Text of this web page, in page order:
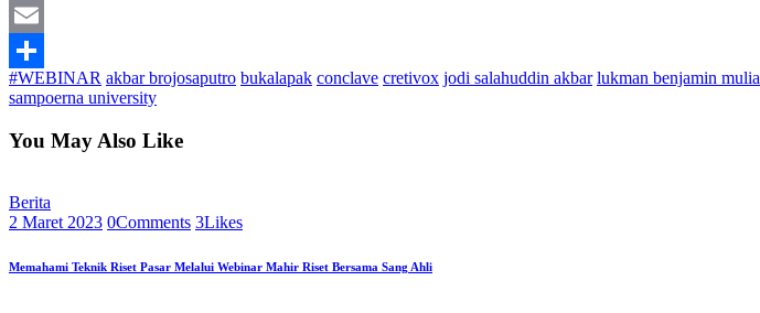
Print
Email
Share
#WEBINAR akbar brojosaputro bukalapak conclave cretivox jodi salahuddin akbar lukman benjamin mulia
sampoerna university
You May Also Like
Berita
2 Maret 2023 0Comments 3Likes
Memahami Teknik Riset Pasar Melalui Webinar Mahir Riset Bersama Sang Ahli